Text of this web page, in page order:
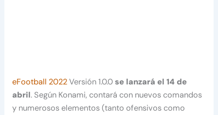
eFootball 2022Versión 1.0.0se lanzará el 14 de
abril. Según Konami, contará con nuevos comandos
y numerosos elementos (tanto ofensivos como